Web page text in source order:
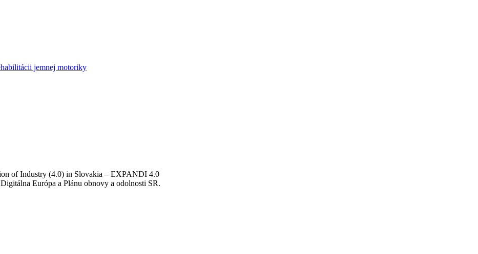
jemnej motoriky
of Industry (4.0) in Slovakia – EXPANDI 4.0
Európa a Plánu obnovy a odolnosti SR.